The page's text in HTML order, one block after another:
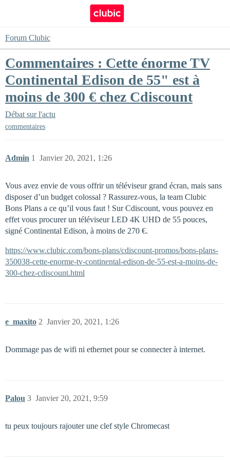
Forum Clubic
Commentaires : Cette énorme TV
Continental Edison de 55" est à
moins de 300 € chez Cdiscount
Débat sur l'actu
commentaires
Admin Janvier 20, 2021, 1:26
1
Vous avez envie de vous offrir un téléviseur grand écran, mais sans
disposer d’un budget colossal ? Rassurez-vous, la team Clubic
Bons Plans a ce qu’il vous faut ! Sur Cdiscount, vous pouvez en
effet vous procurer un téléviseur LED 4K UHD de 55 pouces,
signé Continental Edison, à moins de 270 €.
https://www.clubic.com/bons-plans/cdiscount-promos/bons-plans-
350038-cette-enorme-tv-continental-edison-de-55-est-a-moins-de-
300-chez-cdiscount.html
e_maxito Janvier 20, 2021, 1:26
2
Dommage pas de wifi ni ethernet pour se connecter à internet.
Palou Janvier 20, 2021, 9:59
3
tu peux toujours rajouter une clef style Chromecast